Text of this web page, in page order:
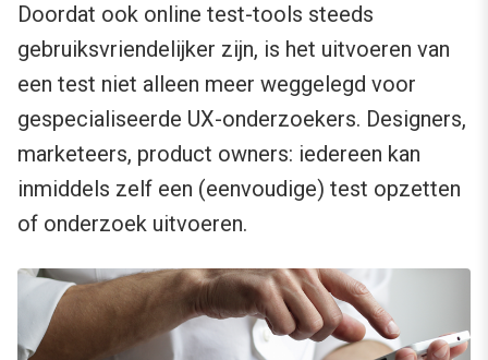
Doordat ook online test-tools steeds
gebruiksvriendelijker zijn, is het uitvoeren van
een test niet alleen meer weggelegd voor
gespecialiseerde UX-onderzoekers. Designers,
marketeers, product owners: iedereen kan
inmiddels zelf een (eenvoudige) test opzetten
of onderzoek uitvoeren.